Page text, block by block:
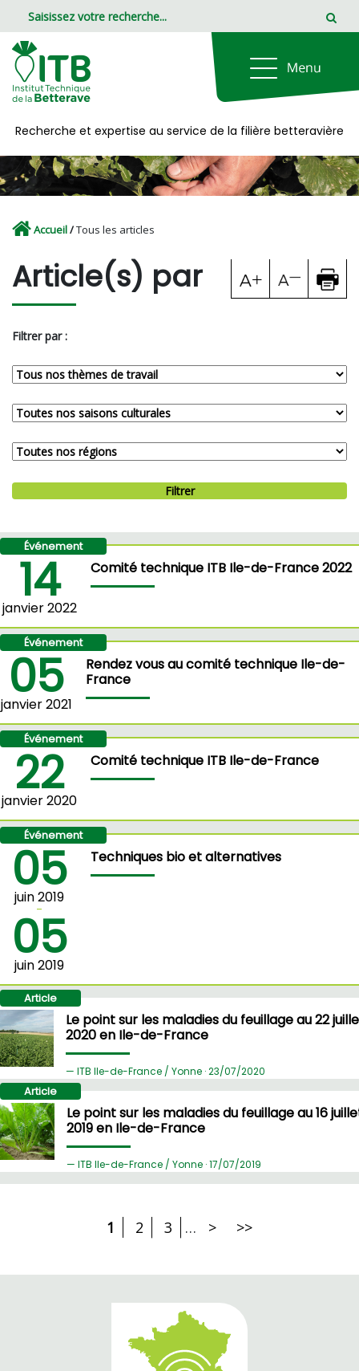
Recherche et expertise au service de la filière betteravière
Accueil/Tous les articles
Article(s) par
Filtrer par :
Filtrer
14
janvier 2022
Événement
Comité technique ITB Ile-de-France 2022
05
janvier 2021
Événement
Rendez vous au comité technique Ile-de-
France
22
janvier 2020
Événement
Comité technique ITB Ile-de-France
05
juin 2019
-
05
juin 2019
Événement
Techniques bio et alternatives
Article
Le point sur les maladies du feuillage au 22
2020 en Ile-de-France
ITB Ile-de-France / Yonne ·23/07/2020
Article
Le point sur les maladies du feuillage au 16
2019 en Ile-de-France
ITB Ile-de-France / Yonne ·17/07/2019
1 2 3 … > >>
Panneau de gestion des cookies